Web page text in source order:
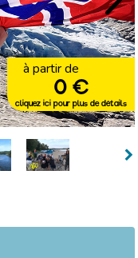
à partir de
0 €
cliquez ici pour plus de détails